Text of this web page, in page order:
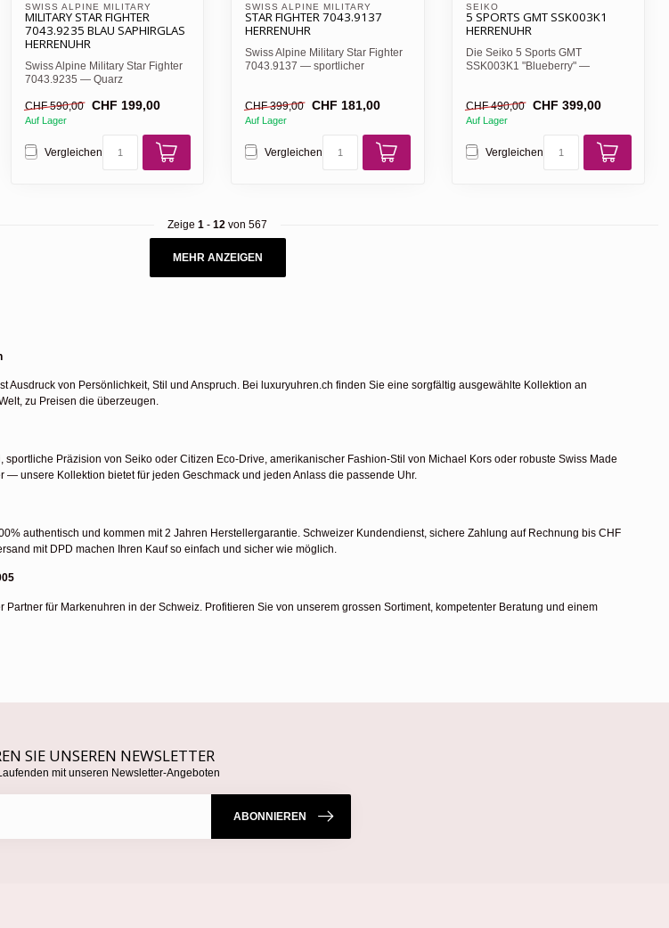
SWISS ALPINE MILITARY
MILITARY STAR FIGHTER
7043.9235 BLAU SAPHIRGLAS
HERRENUHR
Swiss Alpine Military Star Fighter
7043.9235 — Quarz
CHF 590,00
CHF 199,00
Auf Lager
Vergleichen
SWISS ALPINE MILITARY
STAR FIGHTER 7043.9137
HERRENUHR
Swiss Alpine Military Star Fighter
7043.9137 — sportlicher
CHF 399,00 CHF 181,00
Auf Lager
Vergleichen
SEIKO
5 SPORTS GMT SSK003K1
HERRENUHR
Die Seiko 5 Sports GMT
SSK003K1 "Blueberry" —
CHF 490,00
CHF 399,00
Auf Lager
Vergleichen
Zeige 1 - 12 von 567
MEHR ANZEIGEN
Ausdruck von Persönlichkeit, Stil und Anspruch. Bei luxuryuhren.ch finden Sie eine sorgfältig ausgewählte Kollektion an
zu Preisen die überzeugen.
sportliche Präzision von Seiko oder Citizen Eco-Drive, amerikanischer Fashion-Stil von Michael Kors oder robuste Swiss Made
— unsere Kollektion bietet für jeden Geschmack und jeden Anlass die passende Uhr.
authentisch und kommen mit 2 Jahren Herstellergarantie. Schweizer Kundendienst, sichere Zahlung auf Rechnung bis CHF
mit DPD machen Ihren Kauf so einfach und sicher wie möglich.
für Markenuhren in der Schweiz. Profitieren Sie von unserem grossen Sortiment, kompetenter Beratung und einem
SIE UNSEREN NEWSLETTER
mit unseren Newsletter-Angeboten
ABONNIEREN